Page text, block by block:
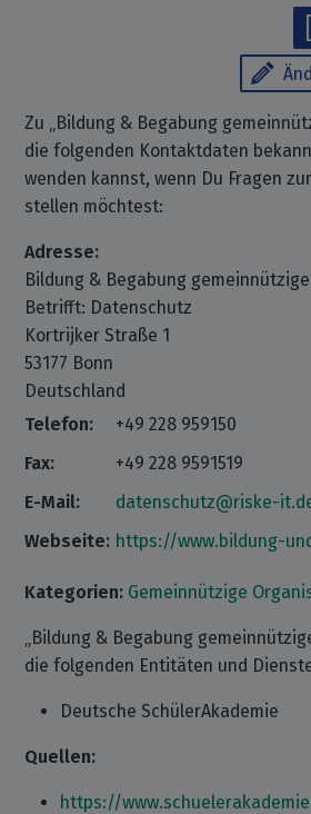
Zu „Bildung & Begabung
die folgenden Kontaktdaten
wenden kannst, wenn Du Fragen
stellen möchtest:
Adresse:
Bildung & Begabung gemeinnützige
Betrifft: Datenschutz
Kortrijker Straße 1
53177 Bonn
Deutschland
Telefon:
+49 228 959150
Fax:
+49 228 9591519
E-Mail:
datenschutz@riske-
Webseite: https://www.bildung-
Kategorien: Gemeinnützige
„Bildung & Begabung
die folgenden Entitäten und
Deutsche SchülerAkademie
Quellen:
https://